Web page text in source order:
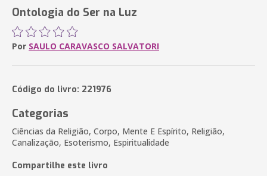
Ontologia do Ser na Luz
Por SAULO CARAVASCO SALVATORI
Código do livro: 221976
Categorias
Ciências da Religião, Corpo, Mente E Espírito, Religião,
Canalização, Esoterismo, Espiritualidade
Compartilhe este livro